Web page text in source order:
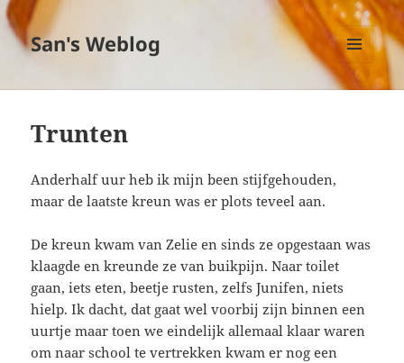
San's Weblog
MENU
EN
Trunten
Anderhalf uur heb ik mijn been stijfgehouden,
maar de laatste kreun was er plots teveel aan.
De kreun kwam van Zelie en sinds ze opgestaan was
klaagde en kreunde ze van buikpijn. Naar toilet
gaan, iets eten, beetje rusten, zelfs Junifen, niets
hielp. Ik dacht, dat gaat wel voorbij zijn binnen een
uurtje maar toen we eindelijk allemaal klaar waren
om naar school te vertrekken kwam er nog een